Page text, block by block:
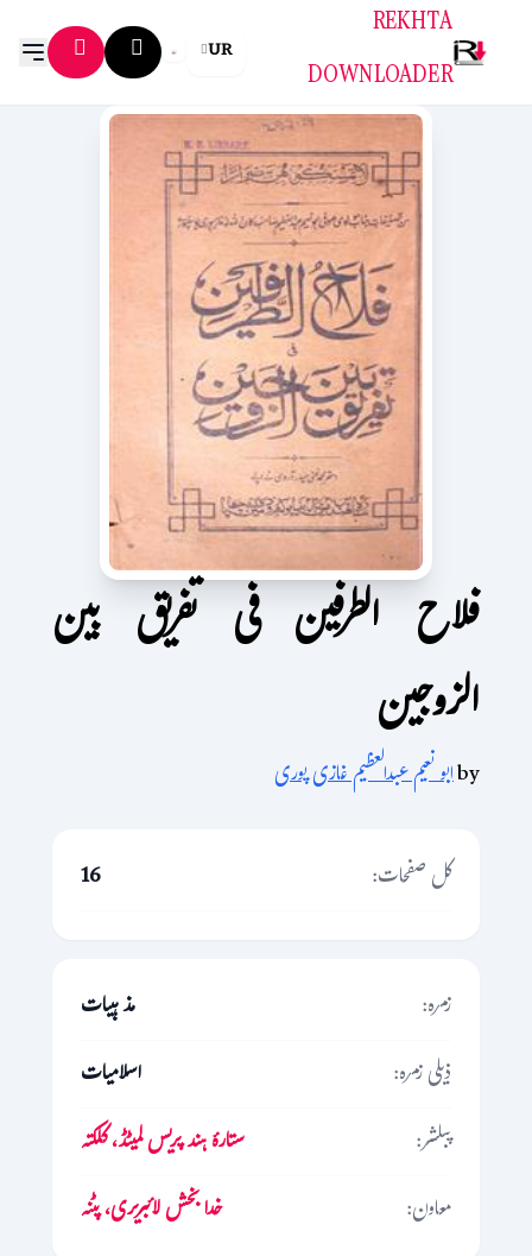
REKHTA
DOWNLOADER
UR
فلاح الطرفین فی تفریق بین
الزوجین
byابو نعیم عبدالعظیم غازی پوری
کل صفحات:
16
زمرہ:
مذہبیات
ذیلی زمرہ:
اسلامیات
پبلشر:
ستارۂ ہند پریس لمیٹڈ، کلکتہ
معاون:
خدا بخش لائبریری، پٹنہ